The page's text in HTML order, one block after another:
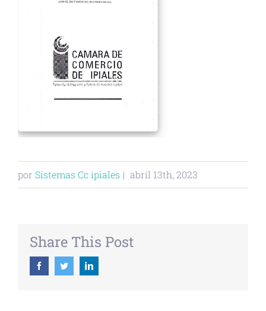
por Sistemas Cc ipiales | abril 13th, 2023
Share This Post
FacebookTwitterLinkedin